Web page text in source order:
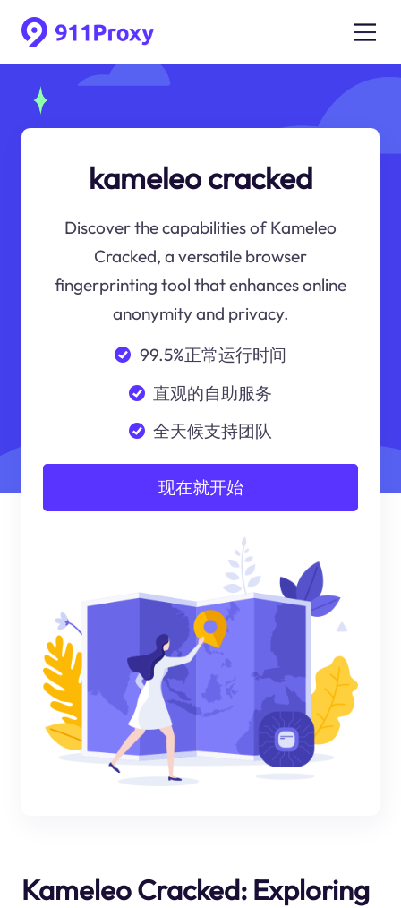
kameleo cracked
Discover the capabilities of Kameleo
Cracked, a versatile browser
fingerprinting tool that enhances online
anonymity and privacy.
99.5%正常运行时间
直观的自助服务
全天候支持团队
现在就开始
Kameleo Cracked: Exploring